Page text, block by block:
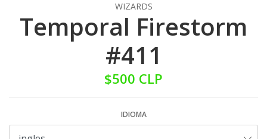
WIZARDS
Temporal Firestorm
#411
$500 CLP
IDIOMA